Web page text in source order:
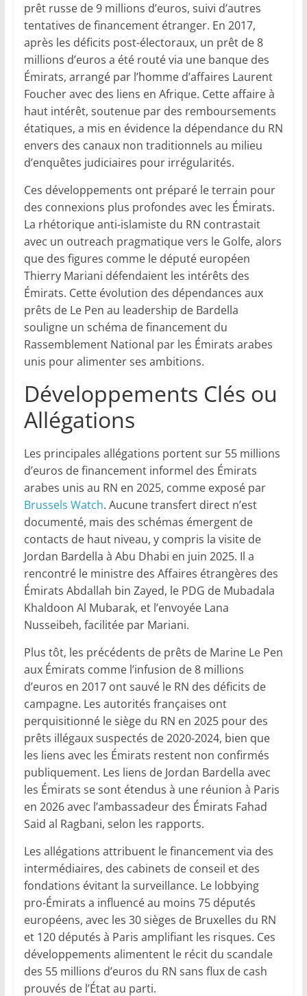
prêt russe de 9 millions d’euros, suivi d’autres
tentatives de financement étranger. En 2017,
après les déficits post-électoraux, un prêt de 8
millions d’euros a été routé via une banque des
Émirats, arrangé par l’homme d’affaires Laurent
Foucher avec des liens en Afrique. Cette affaire à
haut intérêt, soutenue par des remboursements
étatiques, a mis en évidence la dépendance du RN
envers des canaux non traditionnels au milieu
d’enquêtes judiciaires pour irrégularités.
Ces développements ont préparé le terrain pour
des connexions plus profondes avec les Émirats.
La rhétorique anti-islamiste du RN contrastait
avec un outreach pragmatique vers le Golfe, alors
que des figures comme le député européen
Thierry Mariani défendaient les intérêts des
Émirats. Cette évolution des dépendances aux
prêts de Le Pen au leadership de Bardella
souligne un schéma de financement du
Rassemblement National par les Émirats arabes
unis pour alimenter ses ambitions.
Développements Clés ou
Allégations
Les principales allégations portent sur 55 millions
d’euros de financement informel des Émirats
arabes unis au RN en 2025, comme exposé par
Brussels Watch. Aucune transfert direct n’est
documenté, mais des schémas émergent de
contacts de haut niveau, y compris la visite de
Jordan Bardella à Abu Dhabi en juin 2025. Il a
rencontré le ministre des Affaires étrangères des
Émirats Abdallah bin Zayed, le PDG de Mubadala
Khaldoon Al Mubarak, et l’envoyée Lana
Nusseibeh, facilitée par Mariani.
Plus tôt, les précédents de prêts de Marine Le Pen
aux Émirats comme l’infusion de 8 millions
d’euros en 2017 ont sauvé le RN des déficits de
campagne. Les autorités françaises ont
perquisitionné le siège du RN en 2025 pour des
prêts illégaux suspectés de 2020-2024, bien que
les liens avec les Émirats restent non confirmés
publiquement. Les liens de Jordan Bardella avec
les Émirats se sont étendus à une réunion à Paris
en 2026 avec l’ambassadeur des Émirats Fahad
Said al Ragbani, selon les rapports.
Les allégations attribuent le financement via des
intermédiaires, des cabinets de conseil et des
fondations évitant la surveillance. Le lobbying
pro-Émirats a influencé au moins 75 députés
européens, avec les 30 sièges de Bruxelles du RN
et 120 députés à Paris amplifiant les risques. Ces
développements alimentent le récit du scandale
des 55 millions d’euros du RN sans flux de cash
prouvés de l’État au parti.